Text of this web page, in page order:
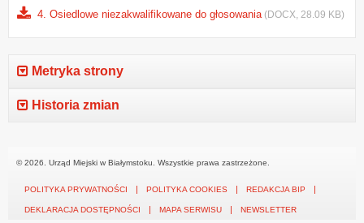
4. Osiedlowe niezakwalifikowane do głosowania (DOCX, 28.09 KB)
Metryka strony
Historia zmian
© 2026. Urząd Miejski w Białymstoku. Wszystkie prawa zastrzeżone.
POLITYKA PRYWATNOŚCI POLITYKA COOKIES REDAKCJA BIP
DEKLARACJA DOSTĘPNOŚCI MAPA SERWISU NEWSLETTER